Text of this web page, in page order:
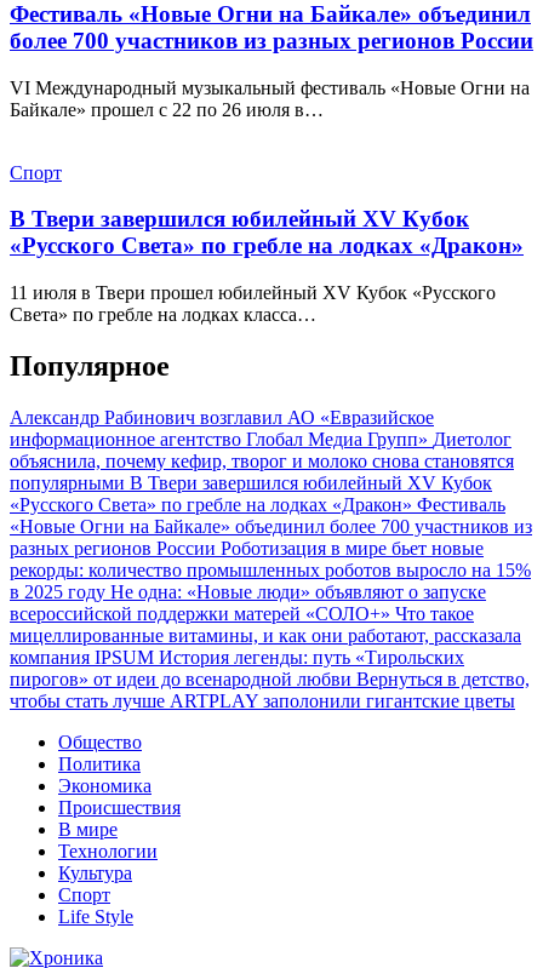
Фестиваль «Новые Огни на Байкале» объединил
более 700 участников из разных регионов России
VI Международный музыкальный фестиваль «Новые Огни на
Байкале» прошел с 22 по 26 июля в…
Спорт
В Твери завершился юбилейный XV Кубок
«Русского Света» по гребле на лодках «Дракон»
11 июля в Твери прошел юбилейный XV Кубок «Русского
Света» по гребле на лодках класса…
Популярное
Александр Рабинович возглавил АО «Евразийское
информационное агентство Глобал Медиа Групп» Диетолог
объяснила, почему кефир, творог и молоко снова становятся
популярными В Твери завершился юбилейный XV Кубок
«Русского Света» по гребле на лодках «Дракон» Фестиваль
«Новые Огни на Байкале» объединил более 700 участников из
разных регионов России Роботизация в мире бьет новые
рекорды: количество промышленных роботов выросло на 15%
в 2025 году Не одна: «Новые люди» объявляют о запуске
всероссийской поддержки матерей «СОЛО+» Что такое
мицеллированные витамины, и как они работают, рассказала
компания IPSUM История легенды: путь «Тирольских
пирогов» от идеи до всенародной любви Вернуться в детство,
чтобы стать лучше ARTPLAY заполонили гигантские цветы
Общество
Политика
Экономика
Происшествия
В мире
Технологии
Культура
Спорт
Life Style